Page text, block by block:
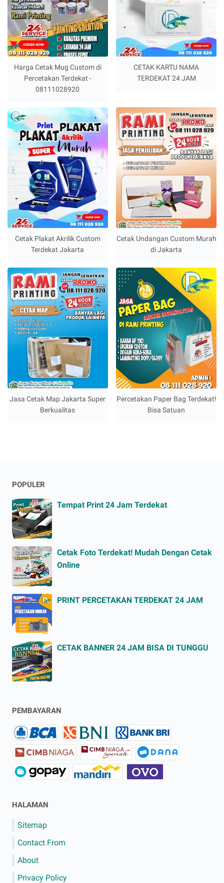
Harga Cetak Mug Custom di
Percetakan Terdekat -
08111028920
CETAK KARTU NAMA
TERDEKAT 24 JAM
Cetak Plakat Akrilik Custom
Terdekat Jakarta
Cetak Undangan Custom Murah
di Jakarta
Jasa Cetak Map Jakarta Super
Berkualitas
Percetakan Paper Bag Terdekat!
Bisa Satuan
POPULER
Tempat Print 24 Jam Terdekat
Cetak Foto Terdekat! Mudah Dengan Cetak
Online
PRINT PERCETAKAN TERDEKAT 24 JAM
CETAK BANNER 24 JAM BISA DI TUNGGU
PEMBAYARAN
HALAMAN
Sitemap
Contact From
About
Privacy Policy